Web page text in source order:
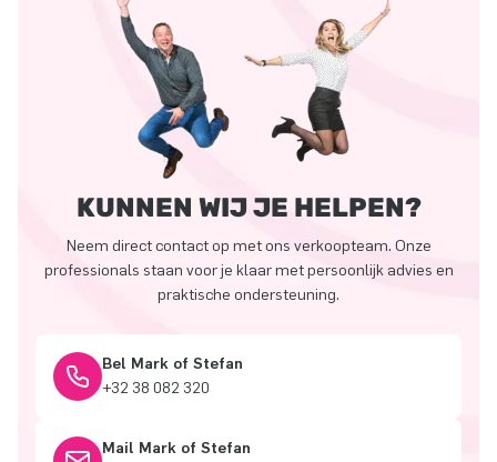
KUNNEN WIJ JE HELPEN?
Neem direct contact op met ons verkoopteam. Onze
professionals staan voor je klaar met persoonlijk advies en
praktische ondersteuning.
Bel Mark of Stefan
+32 38 082 320
Mail Mark of Stefan